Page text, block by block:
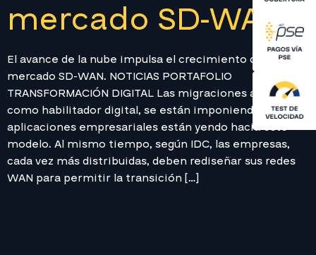
mercado SD-WAN
El avance de la nube impulsa el crecimiento del
mercado SD-WAN. NOTICIAS PORTAFOLIO
TRANSFORMACIÓN DIGITAL Las migraciones a la nube,
como habilitador digital, se están imponiendo, y las
aplicaciones empresariales están yendo hacia este
modelo. Al mismo tiempo, según IDC, las empresas,
cada vez más distribuidas, deben rediseñar sus redes
WAN para permitir la transición […]